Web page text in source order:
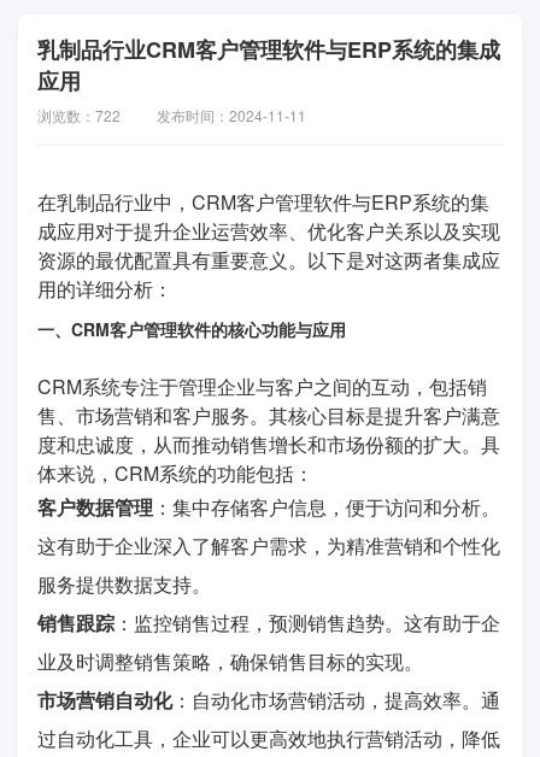
乳制品行业CRM客户管理软件与ERP系统的集成
应用
浏览数：722 发布时间：2024-11-11
在乳制品行业中，CRM客户管理软件与ERP系统的集
成应用对于提升企业运营效率、优化客户关系以及实现
资源的最优配置具有重要意义。以下是对这两者集成应
用的详细分析：
一、CRM客户管理软件的核心功能与应用
CRM系统专注于管理企业与客户之间的互动，包括销
售、市场营销和客户服务。其核心目标是提升客户满意
度和忠诚度，从而推动销售增长和市场份额的扩大。具
体来说，CRM系统的功能包括：
客户数据管理 ：集中存储客户信息，便于访问和分析。
这有助于企业深入了解客户需求，为精准营销和个性化
服务提供数据支持。
销售跟踪 ：监控销售过程，预测销售趋势。这有助于企
业及时调整销售策略，确保销售目标的实现。
市场营销自动化：自动化市场营销活动，提高效率。通
过自动化工具，企业可以更高效地执行营销活动，降低